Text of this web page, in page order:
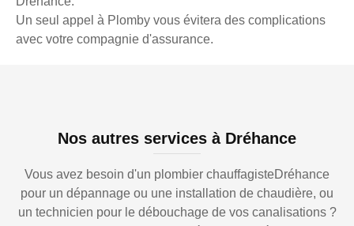
Un seul appel à Plomby vous évitera des complications
avec votre compagnie d'assurance.
Nos autres services à Dréhance
Vous avez besoin d'un plombier chauffagisteDréhance
pour un dépannage ou une installation de chaudière, ou
un technicien pour le débouchage de vos canalisations ?